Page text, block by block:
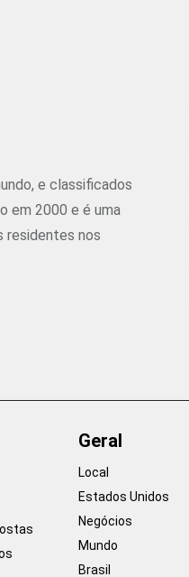
e classificados
em 2000 e é uma
residentes nos
Geral
Local
Estados Unidos
Negócios
Mundo
Brasil